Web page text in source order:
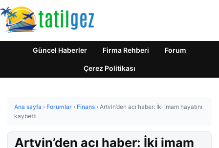
Güncel Haberler Firma Rehberi Forum
Çerez Politikası
Ana sayfa › Forumlar › Finans › Artvin’den acı haber: İki imam hayatını
kaybetti
Artvin’den acı haber: İki imam